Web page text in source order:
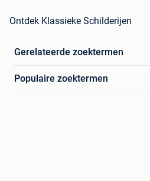
Ontdek Klassieke Schilderijen
Gerelateerde zoektermen
Populaire zoektermen